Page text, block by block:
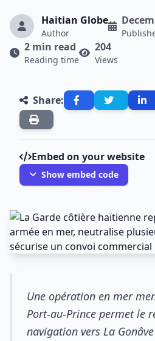
Haitian Globe
Author
2 min read
Reading time
204
Views
Share:
Embed on your website
Show embed code
Une opération en mer
Port-au-Prince permet le
navigation vers La